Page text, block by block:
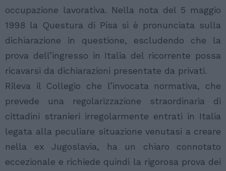
occupazione lavorativa. Nella nota del 5 maggio
1998 la Questura di Pisa si è pronunciata sulla
dichiarazione in questione, escludendo che la
prova dell’ingresso in Italia del ricorrente possa
ricavarsi da dichiarazioni presentate da privati.
Rileva il Collegio che l’invocata normativa, che
prevede una regolarizzazione straordinaria di
cittadini stranieri irregolarmente entrati in Italia
legata alla peculiare situazione venutasi a creare
nella ex Jugoslavia, ha un chiaro connotato
eccezionale e richiede quindi la rigorosa prova dei